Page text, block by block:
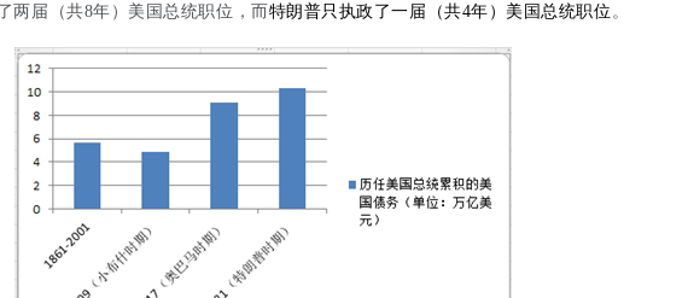
两届（共8年）美国总统职位，而 特朗普只执政了一届（共4年）美国总统职位 。